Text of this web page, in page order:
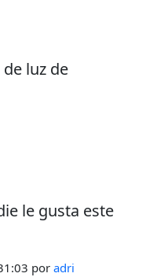
luz de
le gusta este
por adri